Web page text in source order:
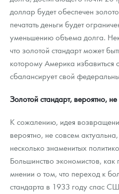
доллар будет обеспечен
печатать деньги будет
уменьшению объема долга.
что золотой стандарт может
которому Америка избавиться
сбалансирует свой
Золотой стандарт, вероятно,
К сожалению, идея
вероятно, не совсем
несколько знаменитых
Большинство экономистов, как
мнении о том, что переход к
стандарта в 1933 году спас